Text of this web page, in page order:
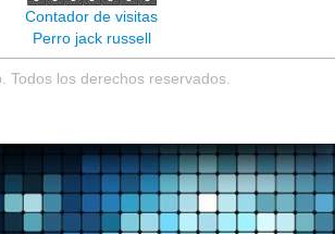
Contador de visitas
Perro jack russell
Todos los derechos reservados.